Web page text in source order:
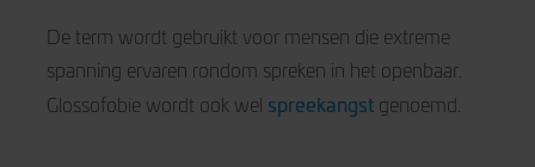
De term wordt gebruikt voor mensen die extreme
spanning ervaren rondom spreken in het openbaar.
Glossofobie wordt ook wel spreekangst genoemd.